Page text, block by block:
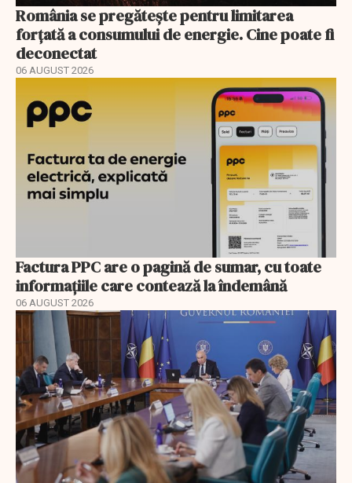
România se pregătește pentru limitarea
forțată a consumului de energie. Cine poate fi
deconectat
06 AUGUST 2026
Factura PPC are o pagină de sumar, cu toate
informațiile care contează la îndemână
06 AUGUST 2026